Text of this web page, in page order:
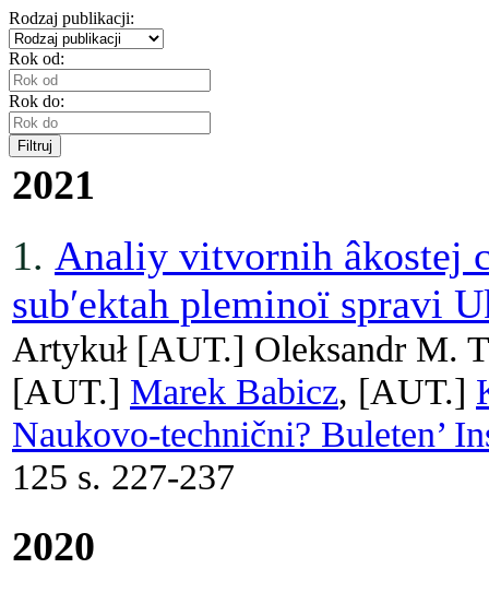
Rodzaj publikacji:
Rok od:
Rok do:
Filtruj
2021
1. Аnaliy vitvornih âkostej
sub′ektah pleminoї spravi
Artykuł[AUT.] Oleksandr M.
[AUT.] Marek Babicz, [AUT.]
Naukovo-technični? Buleten’
125 s. 227-237
2020